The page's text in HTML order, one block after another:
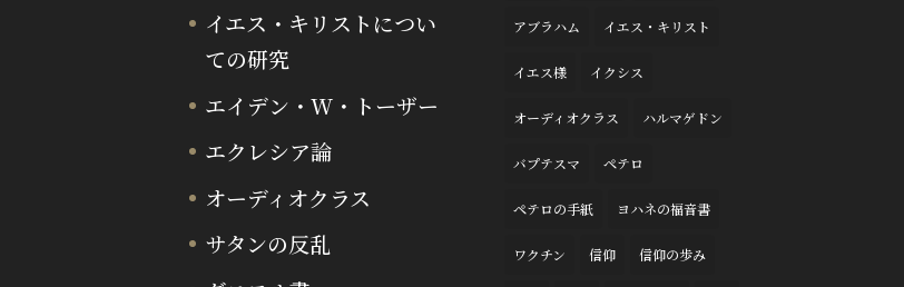
イエス・キリストについ
ての研究
エイデン・W・トーザー
エクレシア論
オーディオクラス
サタンの反乱
アブラハム イエス・キリスト
イエス様 イクシス
オーディオクラス ハルマゲドン
バプテスマ ペテロ
ペテロの手紙 ヨハネの福音書
ワクチン 信仰 信仰の歩み